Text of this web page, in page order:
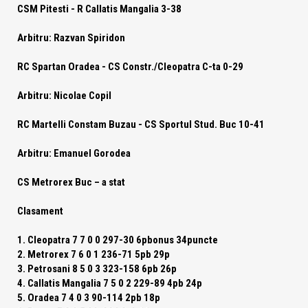
CSM Pitesti - R Callatis Mangalia 3-38
Arbitru: Razvan Spiridon
RC Spartan Oradea - CS Constr./Cleopatra C-ta 0-29
Arbitru: Nicolae Copil
RC Martelli Constam Buzau - CS Sportul Stud. Buc 10-41
Arbitru: Emanuel Gorodea
CS Metrorex Buc – a stat
Clasament
1. Cleopatra 7 7 0 0 297-30 6pbonus 34puncte
2. Metrorex 7 6 0 1 236-71 5pb 29p
3. Petrosani 8 5 0 3 323-158 6pb 26p
4. Callatis Mangalia 7 5 0 2 229-89 4pb 24p
5. Oradea 7 4 0 3 90-114 2pb 18p